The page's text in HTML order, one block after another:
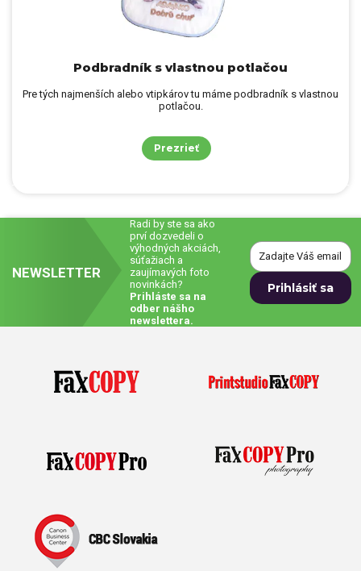
Podbradník s vlastnou potlačou
Pre tých najmenších alebo vtipkárov tu máme podbradník s vlastnou
potlačou.
Prezrieť
NEWSLETTER
Radi by ste sa ako
prví dozvedeli o
výhodných akciách,
súťažiach a
zaujímavých foto
novinkách?
Prihláste sa na
odber nášho
newslettera.